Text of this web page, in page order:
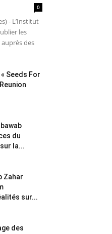
0
- L’Institut
les
auprès des
Seeds For
du
la...
Zahar
sur...
des